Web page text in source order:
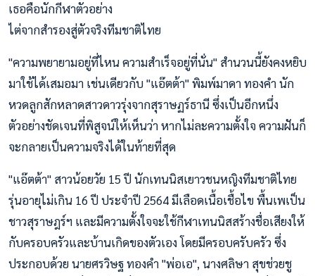
เธอคือนักกีฬาตัวอย่าง
ไต่จากสำรองสู่ตัวจริงทีมชาติไทย
"ความพยายามอยู่ที่ไหน ความสำเร็จอยู่ที่นั่น" สำนวนนี้ยังคงหยิบ
มาใช้ได้เสมอมา เช่นเดียวกับ "แอ๊ตต้า" พิมพ์มาดา ทองคำ นัก
หวดลูกสักหลาดสาวดาวรุ่งจากสุราษฏร์ธานี ซึ่งเป็นอีกหนึ่ง
ตัวอย่างชัดเจนที่พิสูจน์ให้เห็นว่า หากไม่ละความตั้งใจ ความฝันก็
จะกลายเป็นความจริงได้ในท้ายที่สุด
"แอ๊ตต้า" สาวน้อยวัย 15 ปี นักเทนนิสเยาวชนหญิงทีมชาติไทย
รุ่นอายุไม่เกิน 16 ปี ประจำปี 2564 มีเลือดเนื้อเชื้อไข พื้นเพเป็น
ชาวสุราษฎร์ฯ และมีความตั้งใจจะใช้กีฬาเทนนิสสร้างชื่อเสียงให้
กับครอบครัวและบ้านเกิดของตัวเอง โดยมีครอบครับครัว ซึ่ง
ประกอบด้วย นายศรวิษฐ ทองคำ "พ่อเอ", นางศลิษา สุขช่วยชู